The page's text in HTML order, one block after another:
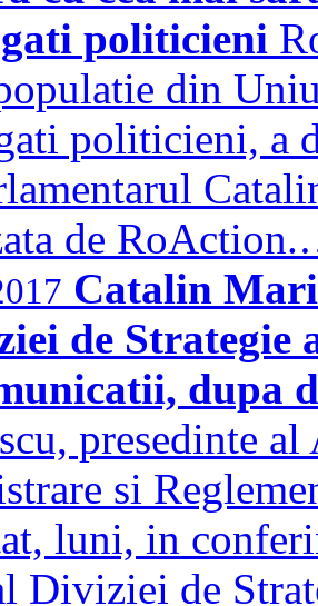
politicieni
din
politicieni, a
de
Catalin
de Strategie
dupa
presedinte
si
luni, in
Diviziei de